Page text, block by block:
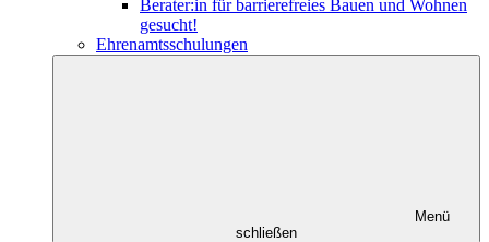
Berater:in für barrierefreies Bauen und Wohnen
gesucht!
Ehrenamtsschulungen
Menü
schließen